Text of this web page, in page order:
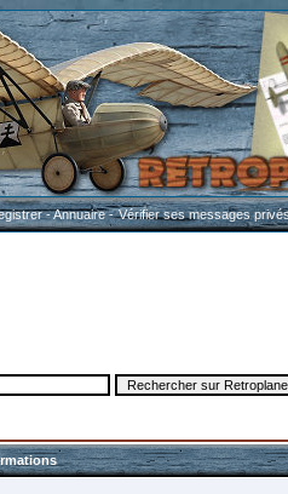
-Annuaire-Vérifier ses messages